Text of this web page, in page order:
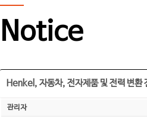
Notice
Henkel, 자동차, 전자제품 및 전력 변
관리자